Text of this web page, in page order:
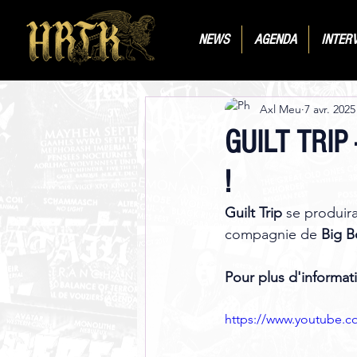
NEWS AGENDA
GUILT
!
Axl Meu 7 avr. 2025
Guilt Trip se
compagnie de Big
Pour plus
https://